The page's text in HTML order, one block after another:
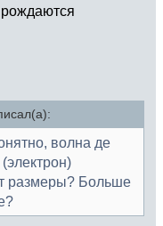
волна де
размеры? Больше